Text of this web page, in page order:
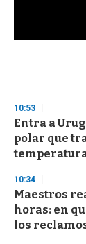
s
d
s
o
f
3
s
e
c
o
n
10:53
Entra a
polar que
10:34
Maestros
horas: en
los